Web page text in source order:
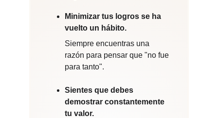
Minimizar tus logros se ha
vuelto un hábito.
Siempre encuentras una
razón para pensar que "no fue
para tanto".
Sientes que debes
demostrar constantemente
tu valor.